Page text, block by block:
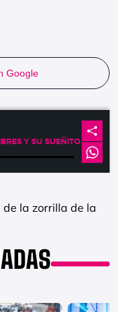
Google
Y SU SUEÑITO POST-
la zorrilla de la